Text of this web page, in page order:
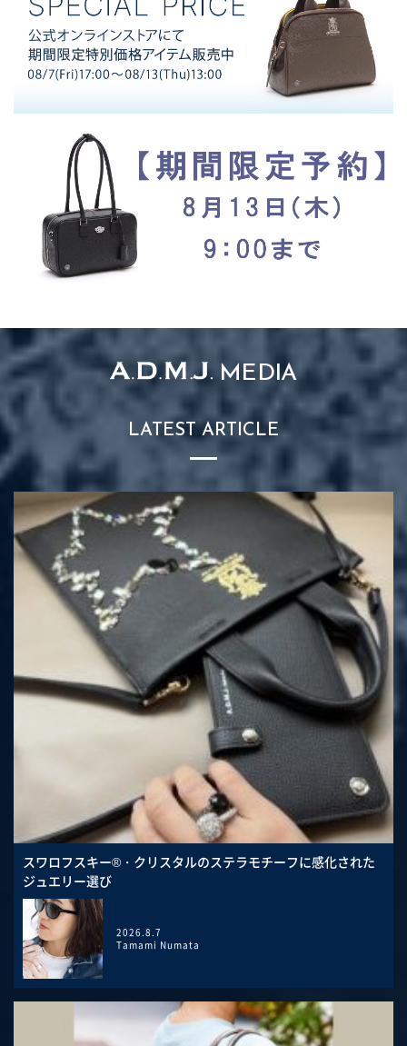
MEDIA
LATEST ARTICLE
スワロフスキー®・クリスタルのステラモチーフに感化された
ジュエリー選び
2026.8.7
Tamami Numata